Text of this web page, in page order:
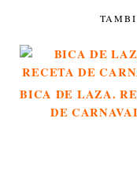
BICA DE LAZA.
DE